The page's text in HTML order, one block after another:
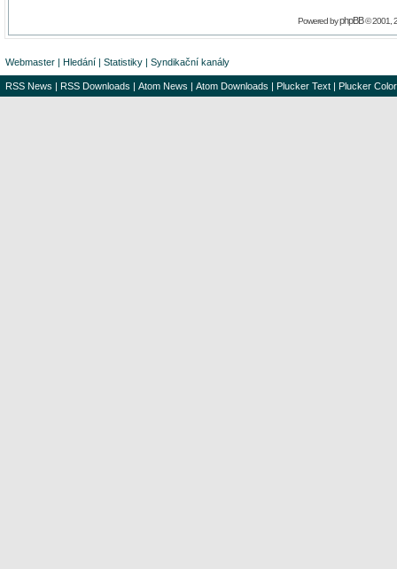
Powered byphpBB© 2001,
Webmaster | Hledání | Statistiky | Syndikační kanály
RSS News | RSS Downloads | Atom News | Atom Downloads | Plucker Text | Plucker Color